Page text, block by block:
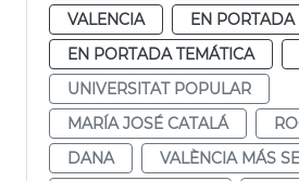
VALENCIA
EN PORTADA
EN PORTADA TEMÁTICA
UNIVERSITAT POPULAR
MARÍA JOSÉ CATALÁ
DANA
VALÈNCIA MÁS